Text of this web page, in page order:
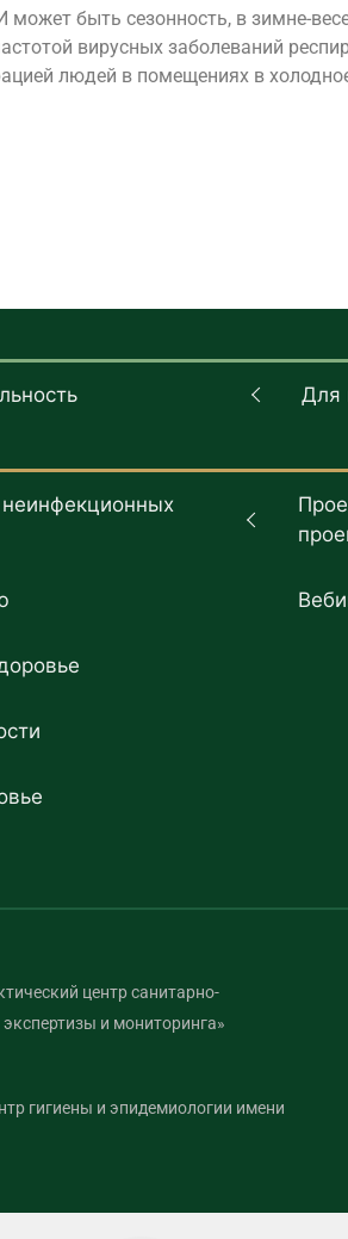
быть сезонность, в зимне-
вирусных заболеваний
людей в помещениях в
Для
центр санитарно-
и мониторинга»
гигиены и эпидемиологии имени